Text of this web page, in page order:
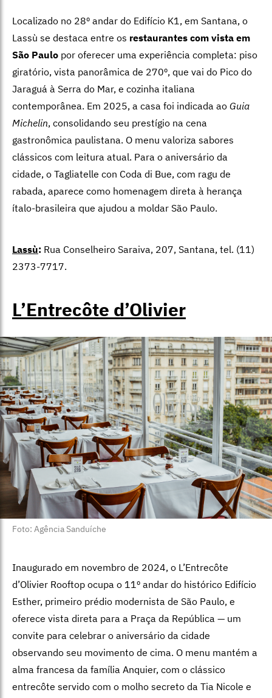
Localizado no 28º andar do Edifício K1, em Santana, o
Lassù se destaca entre os restaurantes com vista em
São Paulo por oferecer uma experiência completa: piso
giratório, vista panorâmica de 270º, que vai do Pico do
Jaraguá à Serra do Mar, e cozinha italiana
contemporânea. Em 2025, a casa foi indicada ao Guia
Michelin, consolidando seu prestígio na cena
gastronômica paulistana. O menu valoriza sabores
clássicos com leitura atual. Para o aniversário da
cidade, o Tagliatelle con Coda di Bue, com ragu de
rabada, aparece como homenagem direta à herança
ítalo-brasileira que ajudou a moldar São Paulo.
Lassù: Rua Conselheiro Saraiva, 207, Santana, tel. (11)
2373-7717.
L’Entrecôte d’Olivier
Foto: Agência Sanduíche
Inaugurado em novembro de 2024, o L’Entrecôte
d’Olivier Rooftop ocupa o 11º andar do histórico Edifício
Esther, primeiro prédio modernista de São Paulo, e
oferece vista direta para a Praça da República — um
convite para celebrar o aniversário da cidade
observando seu movimento de cima. O menu mantém a
alma francesa da família Anquier, com o clássico
entrecôte servido com o molho secreto da Tia Nicole e